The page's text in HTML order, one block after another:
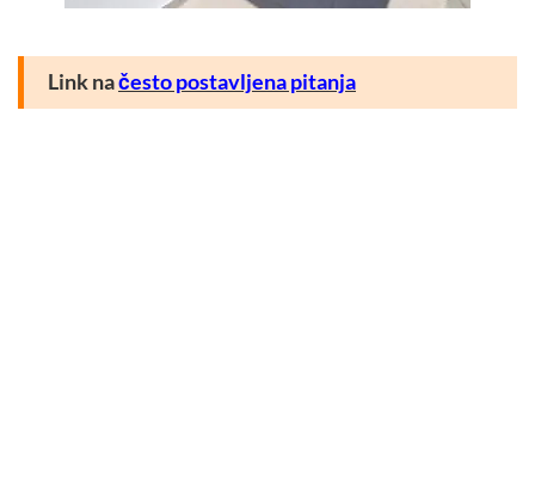
Link načesto postavljena pitanja